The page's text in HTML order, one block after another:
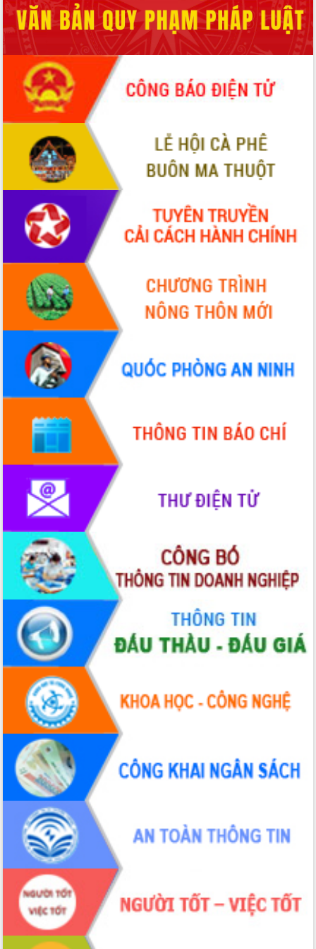
với Tập đoàn Bưu chính Viễn thông
Việt Nam
Thứ trưởng Bộ Y tế làm việc với tỉnh
Đắk Lắk về phát triển nhân lực y tế
cho trạm y tế cấp xã
Du lịch Đắk Lắk nâng tầm trải nghiệm
du khách thông qua Hệ thống cơ sở dữ
liệu và Bản đồ số
Tập huấn ứng dụng trí tuệ nhân tạo (AI)
trong thương mại điện tử năm 2026
Đoàn đại biểu Quốc hội tỉnh Đắk Lắk
trao đổi thông tin trước Kỳ họp thứ
nhất, Quốc hội khóa XVI
Quyết liệt cải cách hành chính, khơi
thông nguồn lực phát triển
Nâng cao hiệu lực, hiệu quả HĐND
tỉnh thông qua hiện đại hóa hành chính
Xã Ea Phê gắn cải cách hành chính với
chuyển đổi số
Phó Chủ tịch Thường trực UBND tỉnh
Hồ Thị Nguyên Thảo làm việc tại Trung
tâm Phục vụ hành chính công xã Ea
Xây dựng nền hành chính số đồng
hành cùng nông dân dân, doanh nghiệp
Giai đoạn 2026-2030, Đắk Lắk phấn
đấu có 77% xã đạt chuẩn nông thôn
Chuyển đổi số 'mở đường' cho nông
nghiệp Đắk Lắk tăng trưởng bứt phá
Triển khai đồng bộ đo đạc, lập hồ sơ
địa chính, hoàn thiện cơ sở dữ liệu đất
Ứng dụng sinh trắc học - Bước tiến
trong hành trình chuyển đổi số tại Đắk
Lắk
Đắk Lắk nâng cao hiệu quả công tác
Đảng từ Sổ tay đảng viên điện tử
Đắk Lắk đẩy mạnh nuôi biển công
nghệ, hướng tới phát triển thủy sản
bền vững
Tập huấn nâng cao năng lực triển khai
chuyển đổi số cho cán bộ, công chức
Đắk Lắk phát động hưởng ứng Ngày
Quyền của người tiêu dùng Việt Nam
2026
Đẩy mạnh cải cách hành chính, quyết
tâm đạt được mục tiêu tăng trưởng
hai con số trong năm 2026
Tổ chức trang trọng Lễ hội Đền thờ
Lương Văn Chánh năm 2026
Phó Bí thư Tỉnh ủy Đắk Lắk Đỗ Hữu
Huy giữ chức Bí thư Đảng ủy Ủy Ban
Nhân dân tỉnh
Bệnh án điện tử thúc đẩy chuyển đổi
số y tế tại Đắk Lắk
Chuyển đổi số thư viện: Mở rộng
không gian tri thức trong thời đại số
Đánh giá, rút kinh nghiệm công tác tổ
chức diễn tập trước ngày bầu cử